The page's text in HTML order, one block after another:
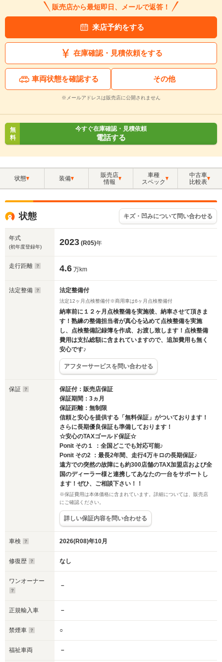
販売店から最短即日、メールで返答！
来店予約をする
在庫確認・見積依頼をする
車両状態を確認する その他
※メールアドレスは販売店に公開されません
無
料
今すぐ在庫確認・見積依頼
電話する
状態 装備
販売店
情報
車種
スペック
中古車
比較表
状態 キズ・凹みについて問い合わせる
年式
(初年度登録年) 2023 (R05)年
走行距離 4.6 万km
法定整備 法定整備付
法定12ヶ月点検整備付※商用車は6ヶ月点検整備付
納車前に１２ヶ月点検整備を実施後、納車させて頂きま
す！熟練の整備担当者が真心を込めて点検整備を実施
し、点検整備記録簿を作成、お渡し致します！点検整備
費用は支払総額に含まれていますので、追加費用も無く
安心です♪
アフターサービスを問い合わせる
保証
保証付：販売店保証
保証期間：3ヵ月
保証距離：無制限
信頼と安心を提供する「無料保証」がついております！
さらに長期優良保証も準備しております！
☆安心のTAXゴールド保証☆
Ponit その１ ：全国どこでも対応可能♪
Ponit その2 ：最長2年間、走行4万キロの長期保証♪
遠方での突然の故障にも約300店舗のTAX加盟店および全
国のディーラー様と連携してあなたの一台をサポートし
ます！ぜひ、ご相談下さい！！
※保証費用は本体価格に含まれています。詳細については、販売店
にご確認ください。
詳しい保証内容を問い合わせる
車検 2026(R08)年10月
修復歴 なし
ワンオーナー
－
正規輸入車 －
禁煙車 ○
福祉車両 －